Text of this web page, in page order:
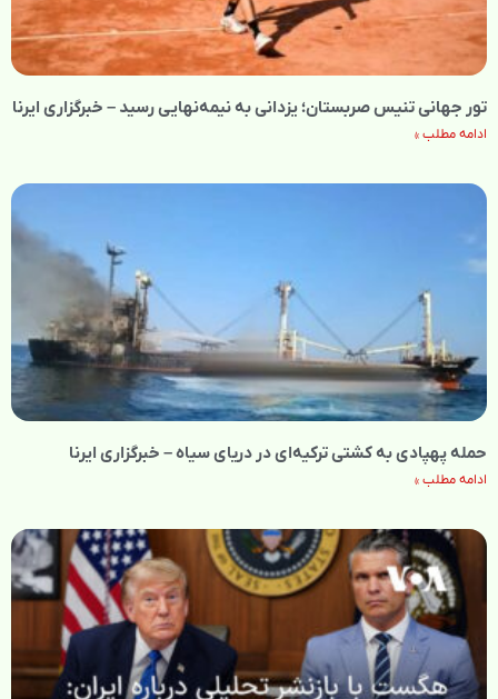
تور جهانی تنیس صربستان؛ یزدانی به نیمه‌نهایی رسید – خبرگزاری ایرنا
ادامه مطلب »
حمله پهپادی به کشتی ترکیه‌ای در دریای سیاه – خبرگزاری ایرنا
ادامه مطلب »